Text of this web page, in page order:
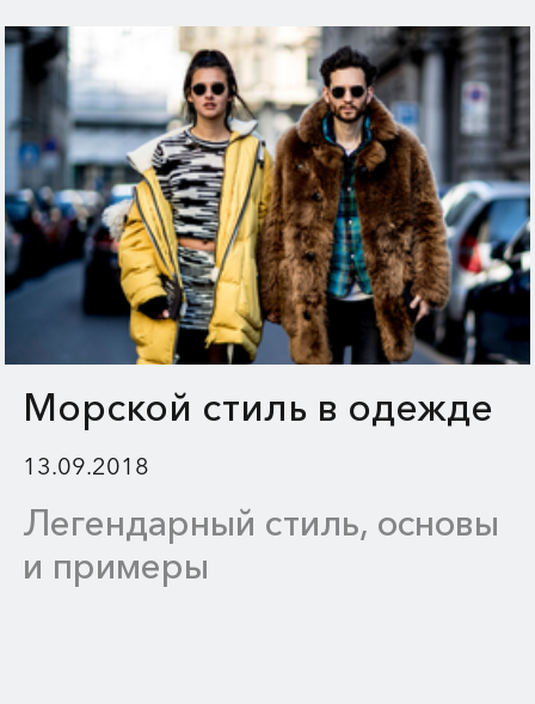
Морской стиль в одежде
13.09.2018
Легендарный стиль, основы
и примеры